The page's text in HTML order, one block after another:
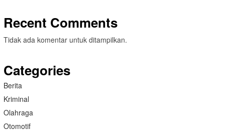
Recent Comments
Tidak ada komentar untuk ditampilkan.
Categories
Berita
Kriminal
Olahraga
Otomotif